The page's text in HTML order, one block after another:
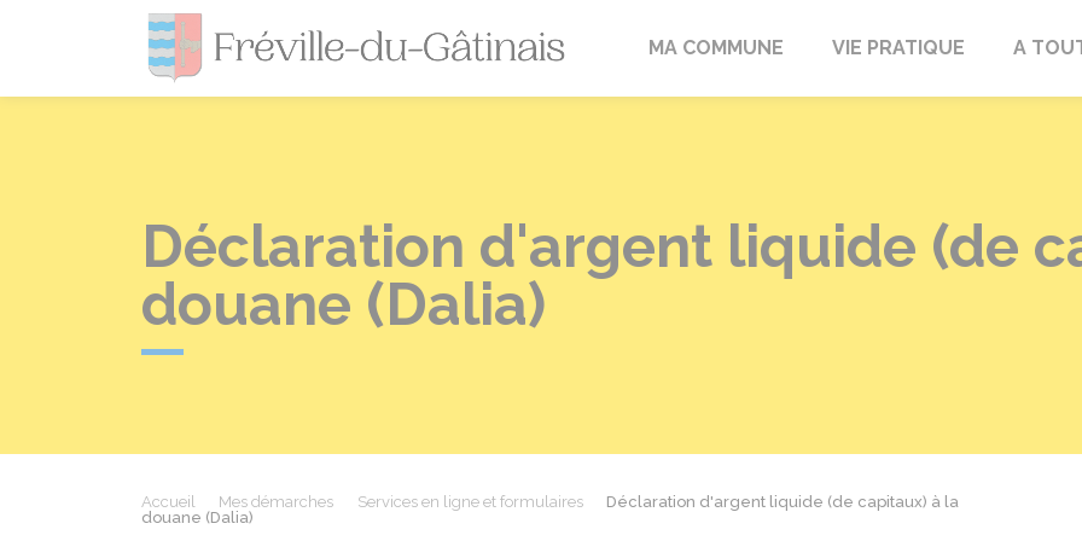
Fréville-du-Gâtinais
MA COMMUNE VIE PRATIQUE A
Déclaration d'argent liquide (de
douane (Dalia)
Accueil Mes démarches Services en ligne et formulaires
Déclaration d'argent liquide (de capitaux) à la
douane (Dalia)